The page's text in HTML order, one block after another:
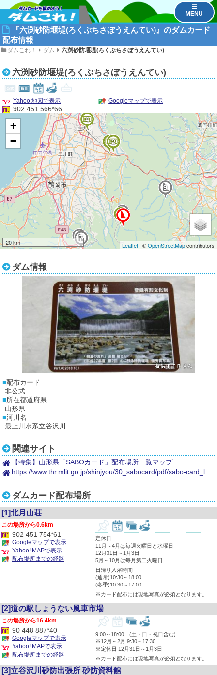
MENU
『六渕砂防堰堤(ろくぶちさぼうえんてい)』のダムカード
配布情報
ダムこれ！ ダム 六渕砂防堰堤(ろくぶちさぼうえんてい)
六渕砂防堰堤(ろくぶちさぼうえんてい)
Yahoo!地図で表示 Googleマップで表示
902 451 566*66
9
87
65
4
32
1
+
−
20 km Leaflet | ©OpenStreetMapcontributors
ダム情報
提供:ＦＴＲ さん
配布カード
非公式
所在都道府県
山形県
河川名
最上川水系立谷沢川
関連サイト
【特集】山形県「SABOカード」配布場所一覧マップ
https://www.thr.mlit.go.jp/shinjyou/30_sabocard/pdf/sabo-card_leaflet.pdf
ダムカード配布場所
[1]北月山荘
定休日
11月～4月は毎週火曜日と水曜日
12月31日～1月3日
5月～10月は毎月第二火曜日
日帰り入浴時間
(通常)10:30～18:00
(冬季)10:30～17:00
※カード配布には現地写真が必須となります。
0.6km
902 451 754*61
Googleマップで表示
Yahoo! MAPで表示
配布場所までの経路
[2]道の駅しょうない風車市場
9:00～18:00 (土・日・祝日含む)
※12月～2月 9:30～17:30
※定休日 12月31日～1月3日
※カード配布には現地写真が必須となります。
16.4km
90 448 887*40
Googleマップで表示
Yahoo! MAPで表示
配布場所までの経路
[3]立谷沢川砂防出張所 砂防資料館